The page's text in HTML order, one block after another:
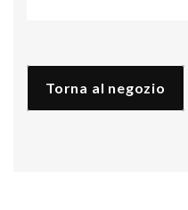
Torna al negozio